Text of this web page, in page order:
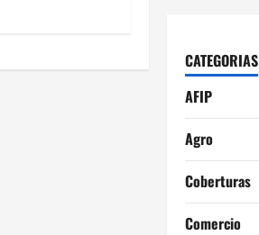
CATEGORIAS
AFIP
Agro
Coberturas
Comercio